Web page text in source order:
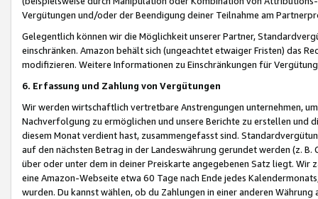
Vergütungen und/oder der Beendigung deiner Teilnahme am
Gelegentlich können wir die Möglichkeit unserer Partner,
einschränken. Amazon behält sich (ungeachtet etwaiger Fristen) das
modifizieren. Weitere Informationen zu Einschränkungen für
6. Erfassung und Zahlung von Vergütungen
Wir werden wirtschaftlich vertretbare Anstrengungen unternehmen,
Nachverfolgung zu ermöglichen und unsere Berichte zu erstellen und
diesem Monat verdient hast, zusammengefasst sind.
auf den nächsten Betrag in der Landeswährung gerundet werden (z.
über oder unter dem in deiner Preiskarte angegebenen Satz liegt.
eine Amazon-Webseite etwa 60 Tage nach Ende jedes
wurden. Du kannst wählen, ob du Zahlungen in einer anderen